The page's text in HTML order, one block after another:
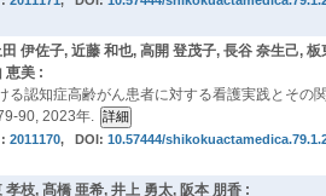
伊佐子, 近藤 和也, 高開 登茂子, 長谷 奈生己,
恵美 :
る認知症高齢がん患者に対する看護実践とその
90, 2023年.
2011170, DOI: 10.57444/
孝枝, 髙橋 亜希, 井上 勇太, 阪本 朋香: